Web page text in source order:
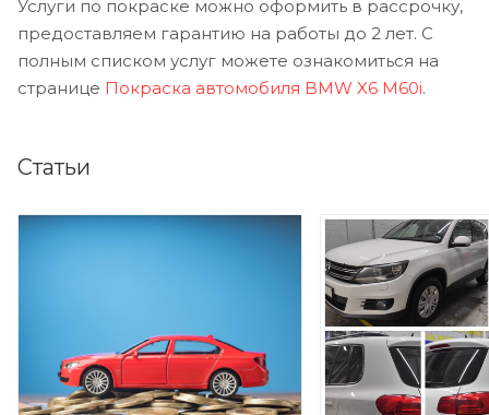
Услуги по покраске можно оформить в рассрочку,
предоставляем гарантию на работы до 2 лет. С
полным списком услуг можете ознакомиться на
странице Покраска автомобиля BMW X6 M60i.
Статьи